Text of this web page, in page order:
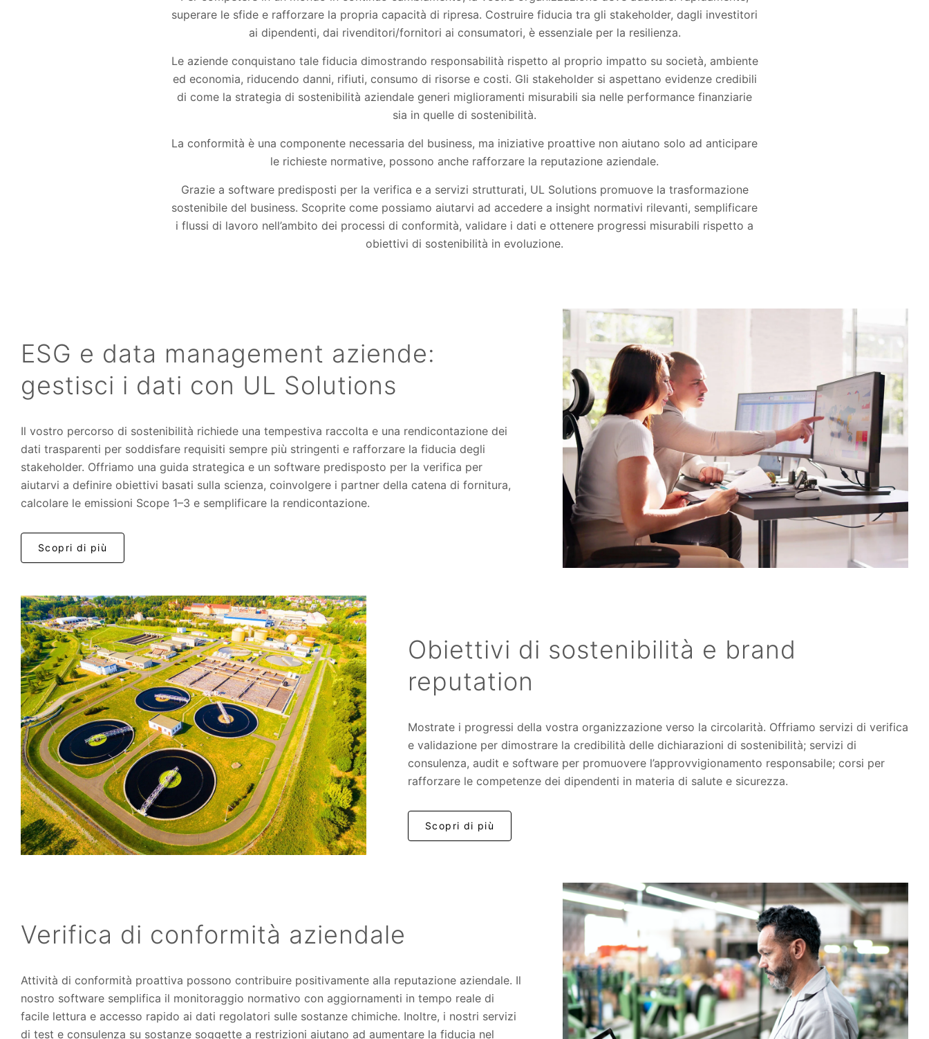
superare le sfide e rafforzare la propria capacità di ripresa. Costruire fiducia tra gli stakeholder, dagli investitori
ai dipendenti, dai rivenditori/fornitori ai consumatori, è essenziale per la resilienza.
Le aziende conquistano tale fiducia dimostrando responsabilità rispetto al proprio impatto su società, ambiente
ed economia, riducendo danni, rifiuti, consumo di risorse e costi. Gli stakeholder si aspettano evidenze credibili
di come la strategia di sostenibilità aziendale generi miglioramenti misurabili sia nelle performance finanziarie
sia in quelle di sostenibilità.
La conformità è una componente necessaria del business, ma iniziative proattive non aiutano solo ad anticipare
le richieste normative, possono anche rafforzare la reputazione aziendale.
Grazie a software predisposti per la verifica e a servizi strutturati, UL Solutions promuove la trasformazione
sostenibile del business. Scoprite come possiamo aiutarvi ad accedere a insight normativi rilevanti, semplificare
i flussi di lavoro nell’ambito dei processi di conformità, validare i dati e ottenere progressi misurabili rispetto a
obiettivi di sostenibilità in evoluzione.
ESG e data management aziende:
gestisci i dati con UL Solutions
Il vostro percorso di sostenibilità richiede una tempestiva raccolta e una rendicontazione dei
dati trasparenti per soddisfare requisiti sempre più stringenti e rafforzare la fiducia degli
stakeholder. Offriamo una guida strategica e un software predisposto per la verifica per
aiutarvi a definire obiettivi basati sulla scienza, coinvolgere i partner della catena di fornitura,
calcolare le emissioni Scope 1–3 e semplificare la rendicontazione.
Scopri di più
Obiettivi di sostenibilità e brand
reputation
Mostrate i progressi della vostra organizzazione verso la circolarità. Offriamo servizi di verifica
e validazione per dimostrare la credibilità delle dichiarazioni di sostenibilità; servizi di
consulenza, audit e software per promuovere l’approvvigionamento responsabile; corsi per
rafforzare le competenze dei dipendenti in materia di salute e sicurezza.
Scopri di più
Verifica di conformità aziendale
Attività di conformità proattiva possono contribuire positivamente alla reputazione aziendale. Il
nostro software semplifica il monitoraggio normativo con aggiornamenti in tempo reale di
facile lettura e accesso rapido ai dati regolatori sulle sostanze chimiche. Inoltre, i nostri servizi
di test e consulenza su sostanze soggette a restrizioni aiutano ad aumentare la fiducia nel